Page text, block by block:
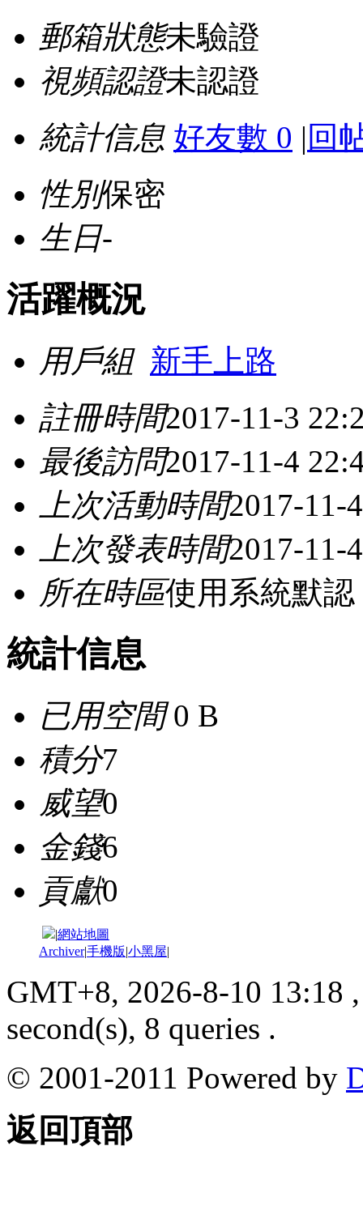
郵箱狀態未驗證
視頻認證未認證
統計信息 好友數 0 | 回
性別保密
生日-
活躍概況
用戶組 新手上路
註冊時間2017-11-3
最後訪問2017-11-4
上次活動時間2017-11-
上次發表時間2017-11-
所在時區使用系統默認
統計信息
已用空間0 B
積分7
威望0
金錢6
貢獻0
|網站地圖
Archiver|手機版|小黑屋|
GMT+8, 2026-8-10 13:18
second(s), 8 queries .
© 2001-2011 Powered by
返回頂部